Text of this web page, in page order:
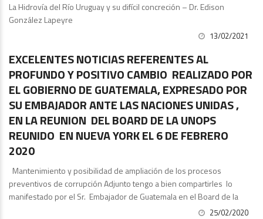
La Hidrovía del Río Uruguay y su difícil concreción – Dr. Edison
González Lapeyre
13/02/2021
EXCELENTES NOTICIAS REFERENTES AL
PROFUNDO Y POSITIVO CAMBIO REALIZADO POR
EL GOBIERNO DE GUATEMALA, EXPRESADO POR
SU EMBAJADOR ANTE LAS NACIONES UNIDAS ,
EN LA REUNION DEL BOARD DE LA UNOPS
REUNIDO EN NUEVA YORK EL 6 DE FEBRERO
2020
Mantenimiento y posibilidad de ampliación de los procesos
preventivos de corrupción Adjunto tengo a bien compartirles lo
manifestado por el Sr. Embajador de Guatemala en el Board de la
25/02/2020